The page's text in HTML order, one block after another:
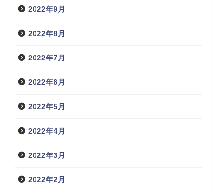
2022年9月
2022年8月
2022年7月
2022年6月
2022年5月
2022年4月
2022年3月
2022年2月